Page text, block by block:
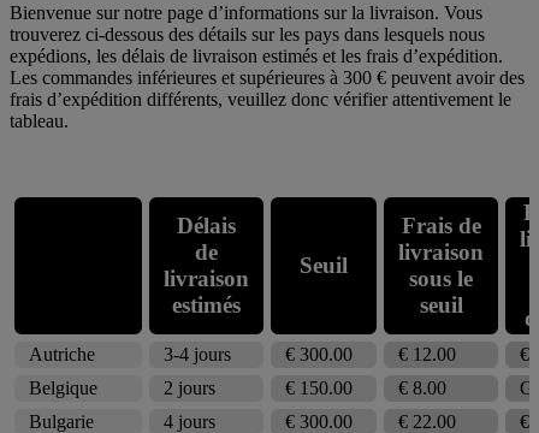
Bienvenue sur notre page d’informations sur la livraison. Vous
trouverez ci-dessous des détails sur les pays dans lesquels nous
expédions, les délais de livraison estimés et les frais d’expédition.
Les commandes inférieures et supérieures à 300 € peuvent avoir des
frais d’expédition différents, veuillez donc vérifier attentivement le
tableau.
Délais
de
livraison
estimés
Seuil
Frais de
livraison
sous le
seuil
Autriche 3-4 jours € 300.00 € 12.00
€
Belgique
2 jours € 150.00 € 8.00
Bulgarie
4 jours € 300.00 € 22.00
€